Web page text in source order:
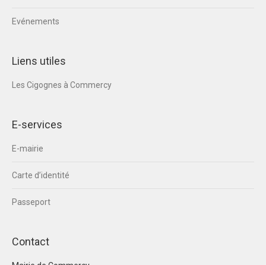
Evénements
Liens utiles
Les Cigognes à Commercy
E-services
E-mairie
Carte d’identité
Passeport
Contact